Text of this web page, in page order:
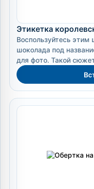
Этикетка
Воспользуйтесь
шоколада под
для фото. Такой